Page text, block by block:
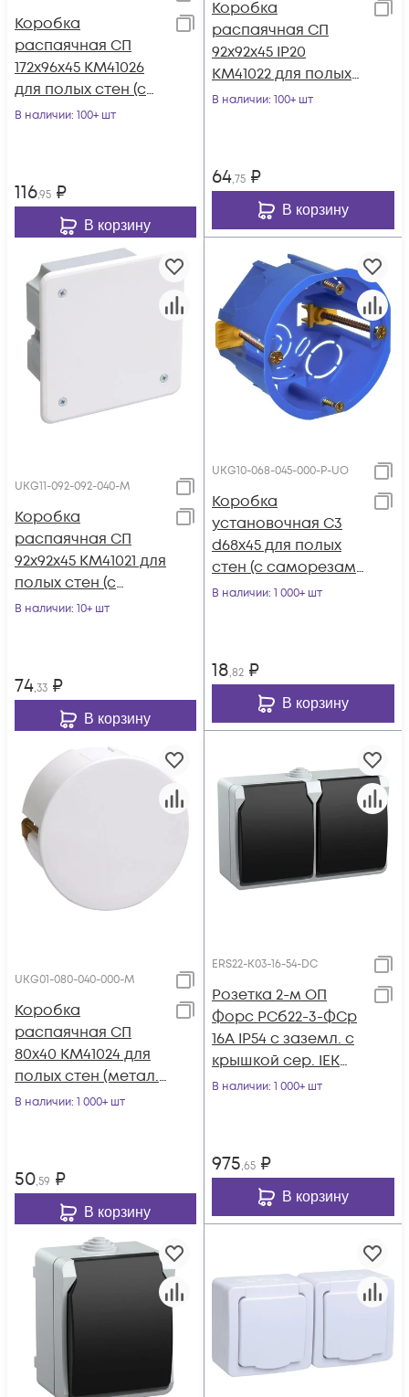
Коробка
распаячная СП
172х96х45 КМ41026
для полых стен (с
саморезами
В наличии: 100+ шт
116,95 ₽
В корзину
Коробка
распаячная CП
92х92х45 IP20
КМ41022 для полых
стен (с саморезами
В наличии: 100+ шт
64,75 ₽
В корзину
UKG11-092-092-040-M
Коробка
распаячная СП
92х92х45 КМ41021 для
полых стен (с
саморезами
В наличии: 10+ шт
74,33 ₽
В корзину
UKG10-068-045-000-P-UO
Коробка
установочная С3
d68х45 для полых
стен (с саморезами
и пластик. лапками)
В наличии: 1 000+ шт
18,82 ₽
В корзину
UKG01-080-040-000-M
Коробка
распаячная СП
80х40 КМ41024 для
полых стен (метал.
лапки. с крышкой)
В наличии: 1 000+ шт
50,59 ₽
В корзину
ERS22-K03-16-54-DC
Розетка 2-м ОП
Форс РСб22-3-ФСр
16А IP54 с заземл. с
крышкой сер. IEK
ERS22-K03-16-54-DC
В наличии: 1 000+ шт
975,65 ₽
В корзину